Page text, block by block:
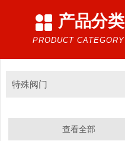
产品分类
PRODUCT CATEGORY
特殊阀门
查看全部